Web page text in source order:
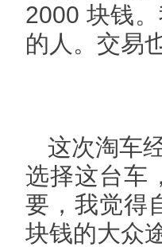
2000 块钱
的人。交易
这次淘车
选择这台车
要，我觉得
块钱的大众